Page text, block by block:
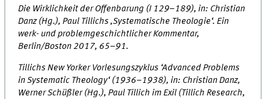
Die Wirklichkeit der Offenbarung (I 129–189), in: Christian
Danz (Hg.), Paul Tillichs ‚Systematische Theologie‘. Ein
werk- und problemgeschichtlicher Kommentar,
Berlin/Boston 2017, 65–91.
Tillichs New Yorker Vorlesungszyklus ‘Advanced Problems
in Systematic Theology‘ (1936–1938), in: Christian Danz,
Werner Schüßler (Hg.), Paul Tillich im Exil (Tillich Research,